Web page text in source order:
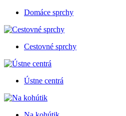
Domáce sprchy
Cestovné sprchy
Ústne centrá